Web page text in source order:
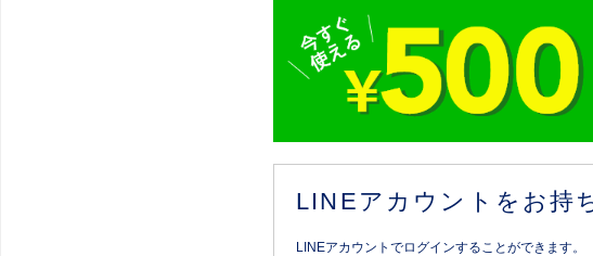
LINEアカウントをお持
LINEアカウントでログインすることができます。